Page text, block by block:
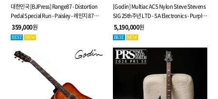
대한민국 [BJPress] Range87 - Distortion
Pedal Special Run - Paisley - 레인지 87
디스토션 페달
359,000원
BEST NEW
[Godin] Multiac ACS Nylon Steve Stevens
SIG 25th주년 LTD - SA Electronics - Purple -
전자 클래식 기타 (053940)
5,190,000원
BEST NEW